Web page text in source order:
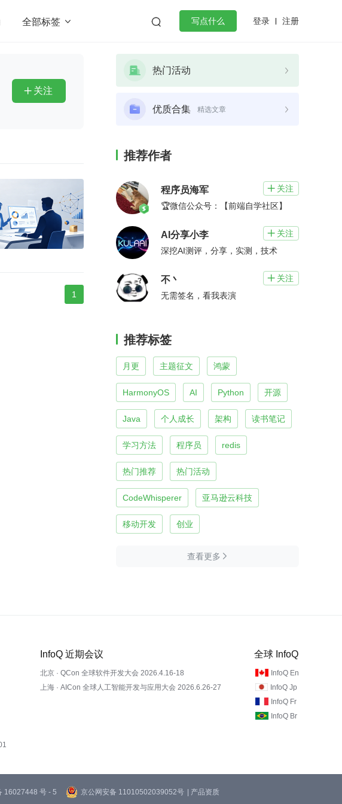
全部标签   写点什么 登录 注册
redis
 关注
1
热门活动
优质合集 精选文章
推荐作者
程序员海军  关注
🏆微信公众号：【前端自学社区】
AI分享小李  关注
深挖AI测评，分享，实测，技术
不丶  关注
无需签名，看我表演
推荐标签
月更 主题征文 鸿蒙
HarmonyOS AI Python 开源
Java 个人成长 架构 读书笔记
学习方法 程序员 redis
热门推荐 热门活动
CodeWhisperer 亚马逊云科技
移动开发 创业
查看更多 
InfoQ 近期会议
北京 · QCon 全球软件开发大会 2026.4.16-18
上海 · AICon 全球人工智能开发与应用大会 2026.6.26-27
全球 InfoQ
InfoQ En
InfoQ Jp
InfoQ Fr
InfoQ Br
16027448 号 - 5 京公网安备 11010502039052号 | 产品资质